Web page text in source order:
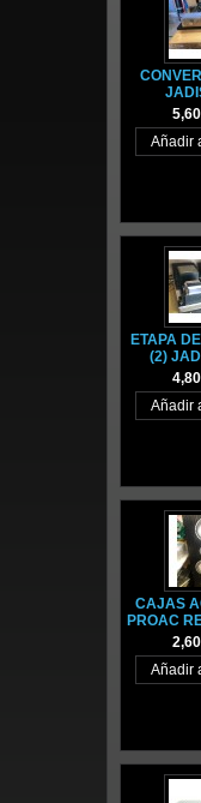
ETAPA
(2)
CAJAS
PROAC